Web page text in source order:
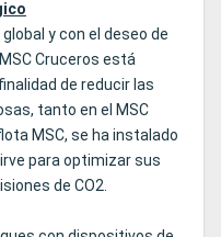
y con el deseo de
Cruceros está
de reducir las
tanto en el MSC
MSC, se ha instalado
para optimizar sus
de CO2.